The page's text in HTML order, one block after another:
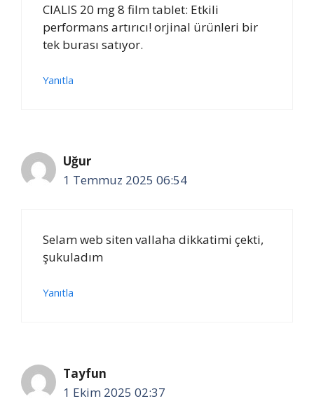
CIALIS 20 mg 8 film tablet: Etkili
performans artırıcı! orjinal ürünleri bir
tek burası satıyor.
Yanıtla
Uğur
1 Temmuz 2025 06:54
Selam web siten vallaha dikkatimi çekti,
şukuladım
Yanıtla
Tayfun
1 Ekim 2025 02:37